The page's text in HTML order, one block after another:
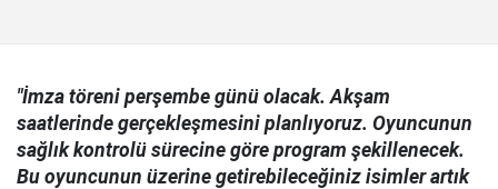
"İmza töreni perşembe günü olacak. Akşam
saatlerinde gerçekleşmesini planlıyoruz. Oyuncunun
sağlık kontrolü sürecine göre program şekillenecek.
Bu oyuncunun üzerine getirebileceğiniz isimler artık